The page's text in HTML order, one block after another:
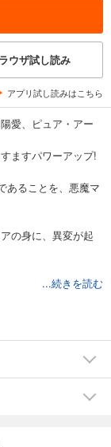
ウザ試し読み
アプリ試し読みはこちら
愛、ピュア・アー
ますパワーアップ!
あることを、悪魔マ
の身に、異変が起
...続きを読む